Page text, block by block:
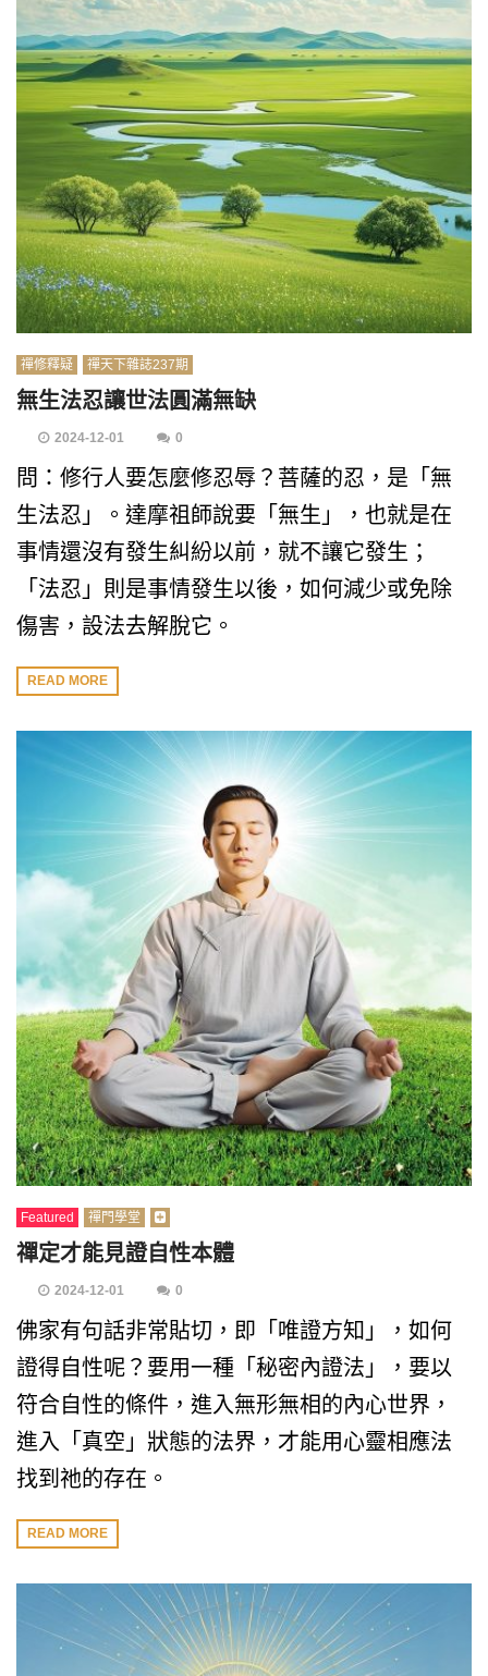
禪修釋疑 禪天下雜誌237期
無生法忍讓世法圓滿無缺
2024-12-01 0
問：修行人要怎麼修忍辱？菩薩的忍，是「無
生法忍」。達摩祖師說要「無生」，也就是在
事情還沒有發生糾紛以前，就不讓它發生；
「法忍」則是事情發生以後，如何減少或免除
傷害，設法去解脫它。
READ MORE
Featured 禪門學堂
禪定才能見證自性本體
2024-12-01 0
佛家有句話非常貼切，即「唯證方知」，如何
證得自性呢？要用一種「秘密內證法」，要以
符合自性的條件，進入無形無相的內心世界，
進入「真空」狀態的法界，才能用心靈相應法
找到祂的存在。
READ MORE